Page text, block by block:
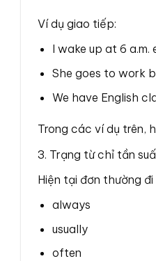
Ví dụ giao tiếp:
I wake up at 6 a.m.
She goes to work
We have English
Trong các ví dụ trên,
3. Trạng từ chỉ tần
Hiện tại đơn thường
always
usually
often